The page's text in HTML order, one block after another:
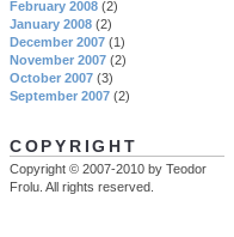
February 2008 (2)
January 2008 (2)
December 2007 (1)
November 2007 (2)
October 2007 (3)
September 2007 (2)
COPYRIGHT
Copyright © 2007-2010 by Teodor
Frolu. All rights reserved.